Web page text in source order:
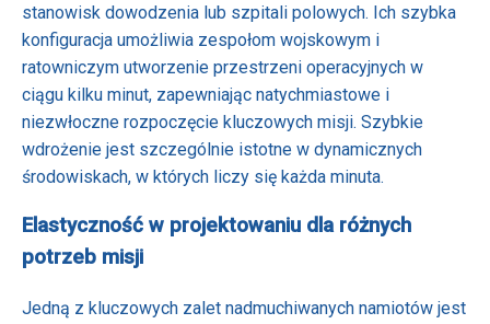
stanowisk dowodzenia lub szpitali polowych. Ich szybka
konfiguracja umożliwia zespołom wojskowym i
ratowniczym utworzenie przestrzeni operacyjnych w
ciągu kilku minut, zapewniając natychmiastowe i
niezwłoczne rozpoczęcie kluczowych misji. Szybkie
wdrożenie jest szczególnie istotne w dynamicznych
środowiskach, w których liczy się każda minuta.
Elastyczność w projektowaniu dla różnych
potrzeb misji
Jedną z kluczowych zalet nadmuchiwanych namiotów jest